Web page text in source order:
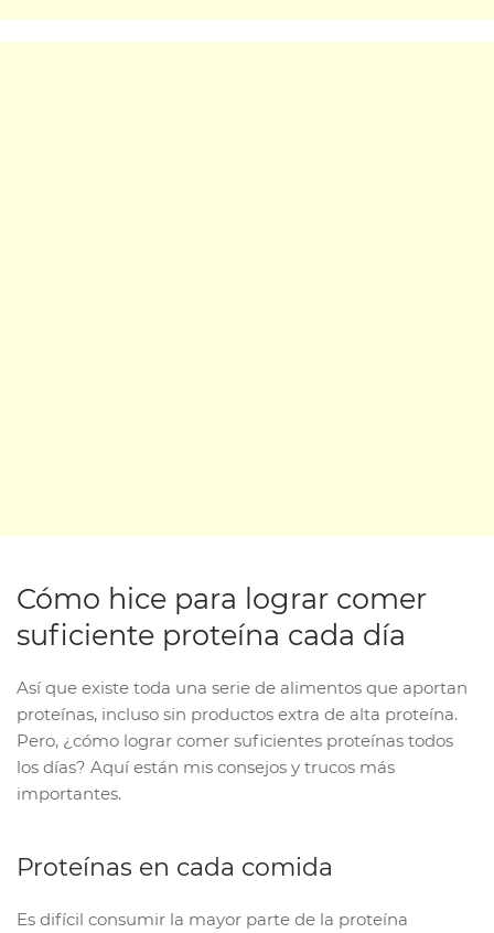
Cómo hice para lograr comer
suficiente proteína cada día
Así que existe toda una serie de alimentos que aportan
proteínas, incluso sin productos extra de alta proteína.
Pero, ¿cómo lograr comer suficientes proteínas todos
los días? Aquí están mis consejos y trucos más
importantes.
Proteínas en cada comida
Es difícil consumir la mayor parte de la proteína